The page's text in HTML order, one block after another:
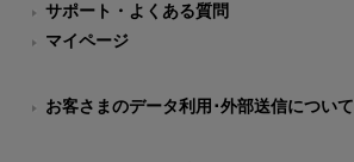
サポート・よくある質問
マイページ
お客さまのデータ利用･外部送信について